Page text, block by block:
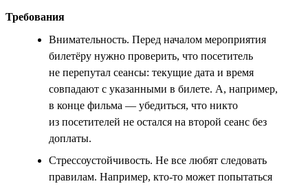
Требования
Внимательность. Перед началом мероприятия
билетёру нужно проверить, что посетитель
не перепутал сеансы: текущие дата и время
совпадают с указанными в билете. А, например,
в конце фильма — убедиться, что никто
из посетителей не остался на второй сеанс без
доплаты.
Стрессоустойчивость. Не все любят следовать
правилам. Например, кто-то может попытаться